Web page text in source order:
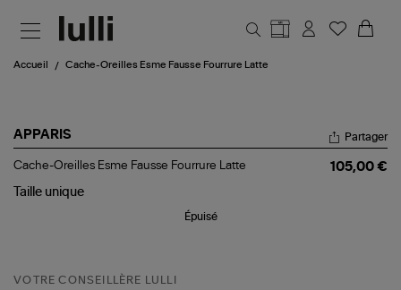
Accueil Cache-Oreilles Esme Fausse Fourrure Latte
APPARIS
Cache-
Esme
Partager
Cache-Oreilles Esme Fausse Fourrure Latte
105,00 €
Taille unique
Épuisé
VOTRE CONSEILLÈRE LULLI